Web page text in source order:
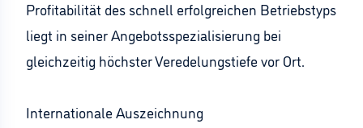
Profitabilität des schnell erfolgreichen Betriebstyps
liegt in seiner Angebotsspezialisierung bei
gleichzeitig höchster Veredelungstiefe vor Ort.
Internationale Auszeichnung